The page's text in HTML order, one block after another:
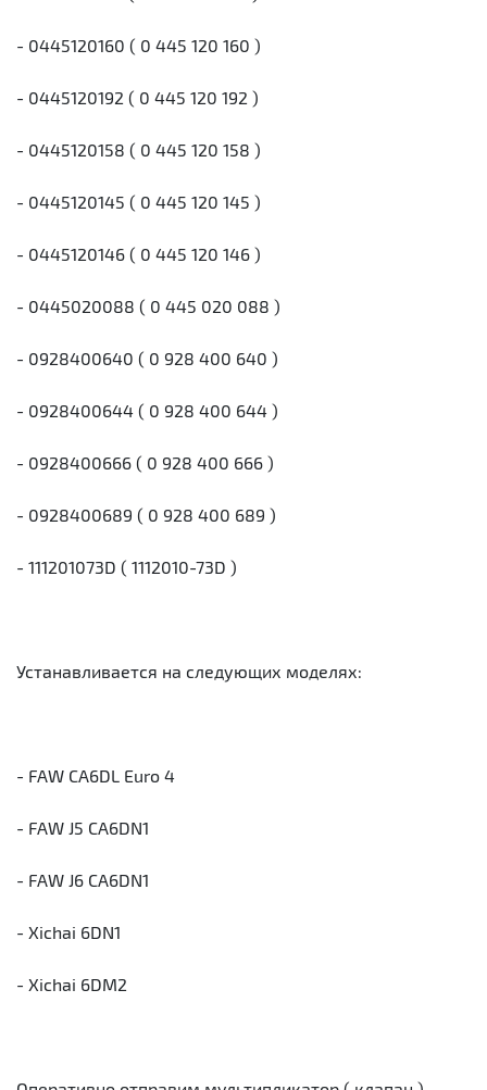
- 0445120160 ( 0 445 120 160 )
- 0445120192 ( 0 445 120 192 )
- 0445120158 ( 0 445 120 158 )
- 0445120145 ( 0 445 120 145 )
- 0445120146 ( 0 445 120 146 )
- 0445020088 ( 0 445 020 088 )
- 0928400640 ( 0 928 400 640 )
- 0928400644 ( 0 928 400 644 )
- 0928400666 ( 0 928 400 666 )
- 0928400689 ( 0 928 400 689 )
- 111201073D ( 1112010-73D )
Устанавливается на следующих моделях:
- FAW CA6DL Euro 4
- FAW J5 CA6DN1
- FAW J6 CA6DN1
- Xichai 6DN1
- Xichai 6DM2